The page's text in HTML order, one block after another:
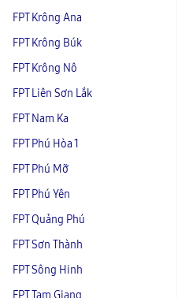
FPT Krông Ana
FPT Krông Búk
FPT Krông Nô
FPT Liên Sơn Lắk
FPT Nam Ka
FPT Phú Hòa 1
FPT Phú Mỡ
FPT Phú Yên
FPT Quảng Phú
FPT Sơn Thành
FPT Sông Hinh
FPT Tam Giang